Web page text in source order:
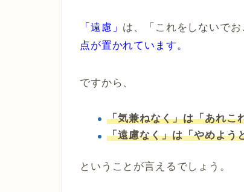
「遠慮」 は、「これをしないで
点が置かれています。
ですから、
「気兼ねなく」は「あれこ
「遠慮なく」は「やめよう
ということが言えるでしょう。